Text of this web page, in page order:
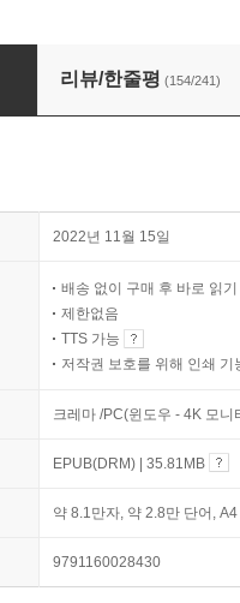
리뷰/한줄평 (154/241)
2022년 11월 15일
배송 없이 구매 후 바로 읽기
제한없음
TTS 가능
저작권 보호를 위해 인쇄 기
크레마 /PC(윈도우 - 4K 모
EPUB(DRM) | 35.81MB
약 8.1만자, 약 2.8만 단어,
9791160028430